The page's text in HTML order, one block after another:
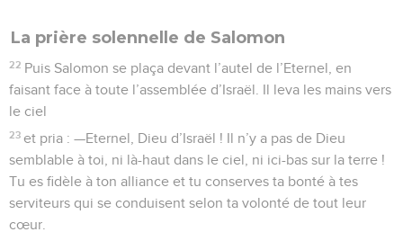
La prière solennelle de Salomon
22 Puis Salomon se plaça devant l’autel de l’Eternel, en
faisant face à toute l’assemblée d’Israël. Il leva les mains vers
le ciel
23 et pria : —Eternel, Dieu d’Israël ! Il n’y a pas de Dieu
semblable à toi, ni là-haut dans le ciel, ni ici-bas sur la terre !
Tu es fidèle à ton alliance et tu conserves ta bonté à tes
serviteurs qui se conduisent selon ta volonté de tout leur
cœur.